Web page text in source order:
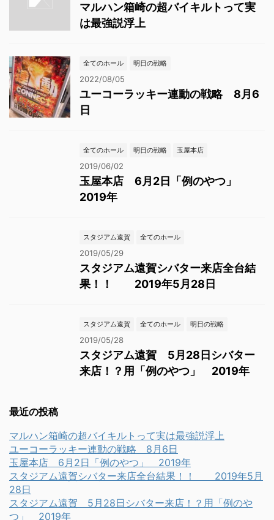
マルハン箱崎の超バイキルトって実
は最強説浮上
全てのホール 明日の戦略
2022/08/05
ユーコーラッキー連動の戦略 8月6
日
全てのホール 明日の戦略 玉屋本店
2019/06/02
玉屋本店 6月2日「例のやつ」
2019年
スタジアム遠賀 全てのホール
2019/05/29
スタジアム遠賀シバター来店全台結
果！！ 2019年5月28日
スタジアム遠賀 全てのホール 明日の戦略
2019/05/28
スタジアム遠賀 5月28日シバター
来店！？用「例のやつ」 2019年
最近の投稿
マルハン箱崎の超バイキルトって実は最強説浮上
ユーコーラッキー連動の戦略 8月6日
玉屋本店 6月2日「例のやつ」 2019年
スタジアム遠賀シバター来店全台結果！！ 2019年5月
28日
スタジアム遠賀 5月28日シバター来店！？用「例のや
つ」 2019年